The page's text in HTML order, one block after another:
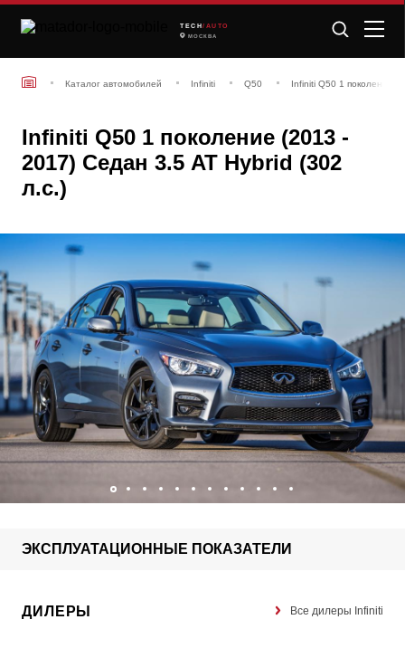
TECH /AUTO
МОСКВА
Каталог автомобилей Infiniti Q50 Infiniti Q50 1 поколение
Infiniti Q50 1 поколение (2013 -
2017) Седан 3.5 AT Hybrid (302
л.с.)
ЭКСПЛУАТАЦИОННЫЕ ПОКАЗАТЕЛИ
ДИЛЕРЫ Все дилеры Infiniti